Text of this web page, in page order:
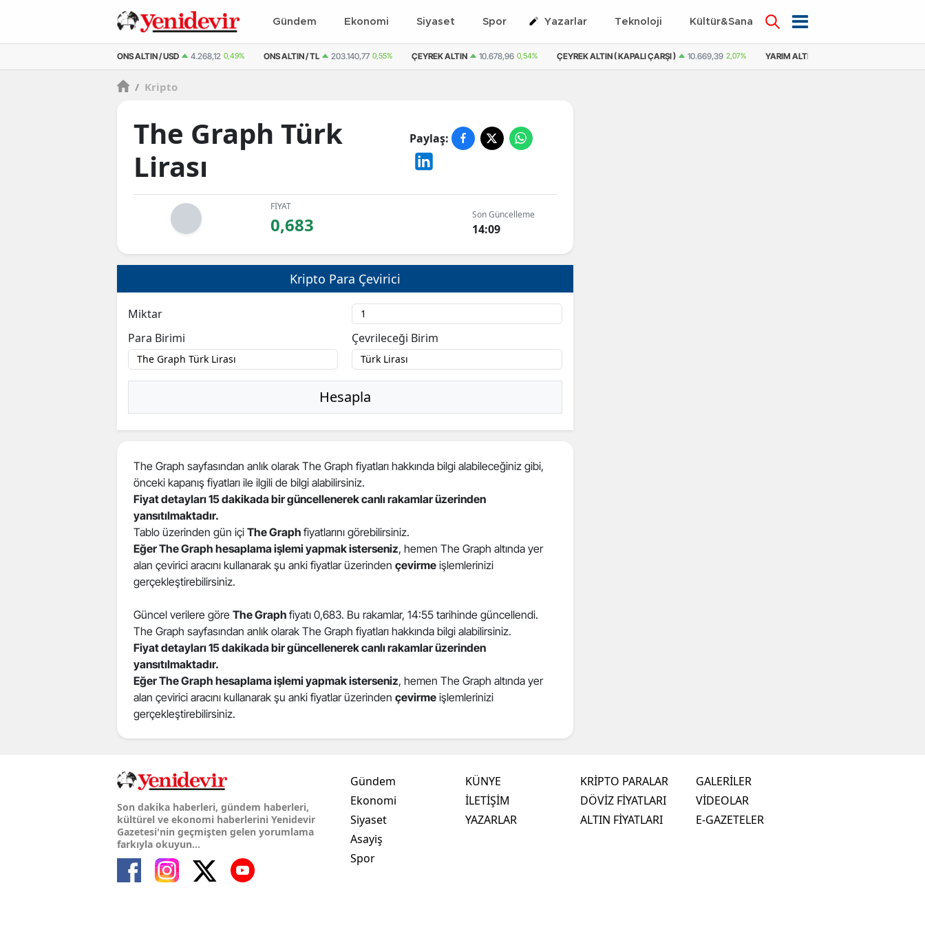
Gündem Ekonomi Siyaset Spor Yazarlar Teknoloji Kültür&Sanat
ONS ALTIN / USD 4.268,12 0,49% ONS ALTIN / TL 203.140,77 0,55% ÇEYREK ALTIN 10.678,96 0,54% ÇEYREK ALTIN ( KAPALI ÇARŞI ) 10.669,39 2,07% YARIM ALTIN
/ Kripto
The Graph Türk
Lirası
Paylaş:
FİYAT
0,683 Son Güncelleme
14:09
Kripto Para Çevirici
Miktar
Para Birimi
Çevrileceği Birim
Hesapla
The Graph sayfasından anlık olarak The Graph fiyatları hakkında bilgi alabileceğiniz gibi,
önceki kapanış fiyatları ile ilgili de bilgi alabilirsiniz.
Fiyat detayları 15 dakikada bir güncellenerek canlı rakamlar üzerinden
yansıtılmaktadır.
Tablo üzerinden gün içi The Graph fiyatlarını görebilirsiniz.
Eğer The Graph hesaplama işlemi yapmak isterseniz, hemen The Graph altında yer
alan çevirici aracını kullanarak şu anki fiyatlar üzerinden çevirme işlemlerinizi
gerçekleştirebilirsiniz.
Güncel verilere göre The Graph fiyatı 0,683. Bu rakamlar, 14:55 tarihinde güncellendi.
The Graph sayfasından anlık olarak The Graph fiyatları hakkında bilgi alabilirsiniz.
Fiyat detayları 15 dakikada bir güncellenerek canlı rakamlar üzerinden
yansıtılmaktadır.
Eğer The Graph hesaplama işlemi yapmak isterseniz, hemen The Graph altında yer
alan çevirici aracını kullanarak şu anki fiyatlar üzerinden çevirme işlemlerinizi
gerçekleştirebilirsiniz.
Son dakika haberleri, gündem haberleri,
kültürel ve ekonomi haberlerini Yenidevir
Gazetesi'nin geçmişten gelen yorumlama
farkıyla okuyun...
Gündem
Ekonomi
Siyaset
Asayiş
Spor
KÜNYE
İLETİŞİM
YAZARLAR
KRİPTO PARALAR
DÖVİZ FİYATLARI
ALTIN FİYATLARI
GALERİLER
VİDEOLAR
E-GAZETELER